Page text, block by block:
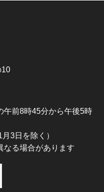
10
午前8時45分から午後5時
3日を除く）
る場合があります